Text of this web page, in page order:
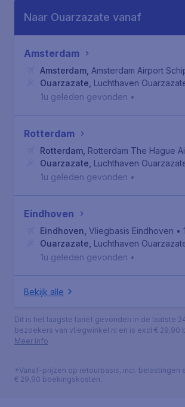
Naar Ouarzazate vanaf
Amsterdam
Amsterdam Amsterdam Airport
Ouarzazate Luchthaven
1u geleden gevonden •
Rotterdam
Rotterdam Rotterdam The Hague
Ouarzazate Luchthaven
1u geleden gevonden •
Eindhoven
Eindhoven Vliegbasis Eindhoven •
Ouarzazate Luchthaven
1u geleden gevonden •
Bekijk alle
Dit is het laagste tarief gevonden in de laatste
bezoekers van vliegwinkel.nl en is excl € 29,90
Meer info
*Vanaf-prijzen op retourbasis, incl. belastingen
€ 29,90 boekingskosten.